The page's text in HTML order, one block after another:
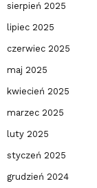
sierpień 2025
lipiec 2025
czerwiec 2025
maj 2025
kwiecień 2025
marzec 2025
luty 2025
styczeń 2025
grudzień 2024